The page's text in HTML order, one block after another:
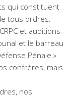
qui constituent
tous ordres.
et auditions
et le barreau
Pénale »
confrères, mais
nos